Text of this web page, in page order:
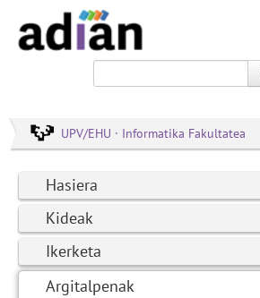
UPV/EHU · Informatika Fakultatea
Hasiera
Kideak
Ikerketa
Argitalpenak